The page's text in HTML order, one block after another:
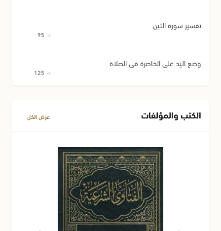
تفسير سورة التين
وضع اليد على الخاصرة في الصلاة
الكتب والمؤلفات عرض الكل